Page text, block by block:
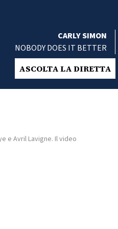
CARLY SIMON
NOBODY DOES IT BETTER
ASCOLTA LA DIRETTA
e Avril Lavigne. Il video